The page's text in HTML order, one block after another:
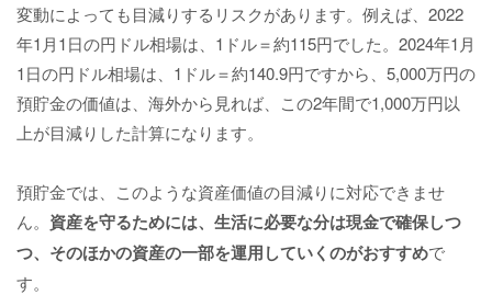
変動によっても目減りするリスクがあります。例えば、2022
年1月1日の円ドル相場は、1ドル＝約115円でした。2024年1月
1日の円ドル相場は、1ドル＝約140.9円ですから、5,000万円の
預貯金の価値は、海外から見れば、この2年間で1,000万円以
上が目減りした計算になります。
預貯金では、このような資産価値の目減りに対応できませ
ん。 資産を守るためには、生活に必要な分は現金で確保しつ
つ、そのほかの資産の一部を運用していくのがおすすめで
す。